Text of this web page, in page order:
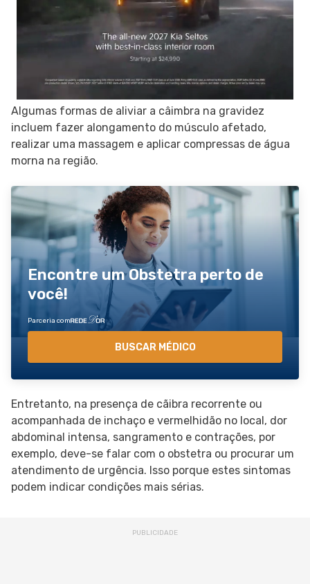
Algumas formas de aliviar a câimbra na gravidez
incluem fazer alongamento do músculo afetado,
realizar uma massagem e aplicar compressas de água
morna na região.
Encontre um Obstetra perto de
você!
Parceria com
BUSCAR MÉDICO
Entretanto, na presença de cãibra recorrente ou
acompanhada de inchaço e vermelhidão no local, dor
abdominal intensa, sangramento e contrações, por
exemplo, deve-se falar com o obstetra ou procurar um
atendimento de urgência. Isso porque estes sintomas
podem indicar condições mais sérias.